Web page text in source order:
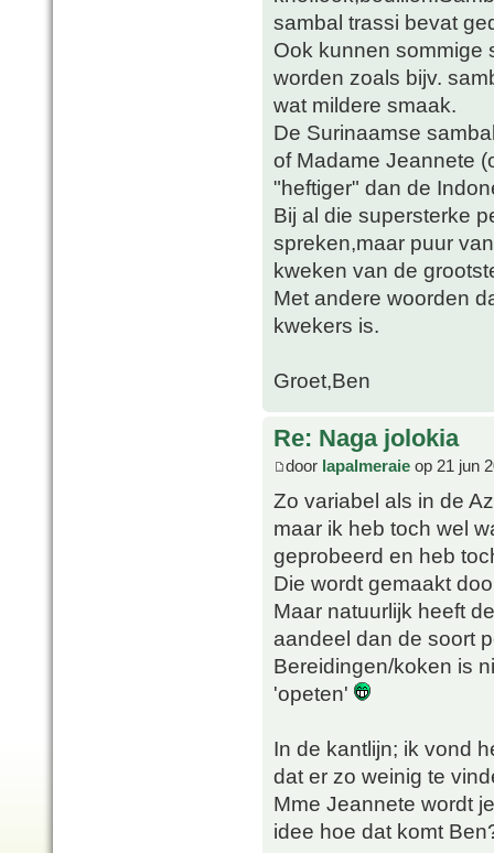
sambal trassi bevat
Ook kunnen sommige
worden zoals bijv.
wat mildere smaak.
De Surinaamse
of Madame Jeannete
"heftiger" dan de
Bij al die supersterke
spreken,maar puur
kweken van de
Met andere woorden
kwekers is.
Groet,Ben
Re: Naga jolokia
door lapalmeraie op 21 jun
Zo variabel als in de
maar ik heb toch wel
geprobeerd en heb
Die wordt gemaakt
Maar natuurlijk heeft
aandeel dan de soort
Bereidingen/koken is
'opeten'
In de kantlijn; ik vond
dat er zo weinig te
Mme Jeannete wordt
idee hoe dat komt